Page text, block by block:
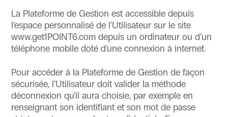
La Plateforme de Gestion est accessible depuis
l’espace personnalisé de l’Utilisateur sur le site
www.get1POINT6.com depuis un ordinateur ou d’un
téléphone mobile doté d'une connexion à internet.
Pour accéder à la Plateforme de Gestion de façon
sécurisée, l’Utilisateur doit valider la méthode
déconnexion qu’il aura choisie, par exemple en
renseignant son identifiant et son mot de passe